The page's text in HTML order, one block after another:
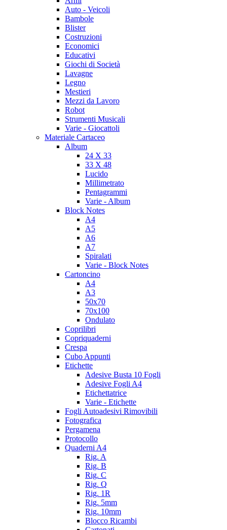
Auto - Veicoli
Bambole
Blister
Costruzioni
Economici
Educativi
Giochi di Società
Lavagne
Legno
Mestieri
Mezzi da Lavoro
Robot
Strumenti Musicali
Varie - Giocattoli
Materiale Cartaceo
Album
24 X 33
33 X 48
Lucido
Millimetrato
Pentagrammi
Varie - Album
Block Notes
A4
A5
A6
A7
Spiralati
Varie - Block Notes
Cartoncino
A4
A3
50x70
70x100
Ondulato
Coprilibri
Copriquaderni
Crespa
Cubo Appunti
Etichette
Adesive Busta 10 Fogli
Adesive Fogli A4
Etichettatrice
Varie - Etichette
Fogli Autoadesivi Rimovibili
Fotografica
Pergamena
Protocollo
Quaderni A4
Rig. A
Rig. B
Rig. C
Rig. Q
Rig. 1R
Rig. 5mm
Rig. 10mm
Blocco Ricambi